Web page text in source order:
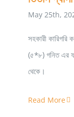
May 25th,
সহকারী কারিগরি
(৫*৮) গনিত এর
থেকে।
Read More